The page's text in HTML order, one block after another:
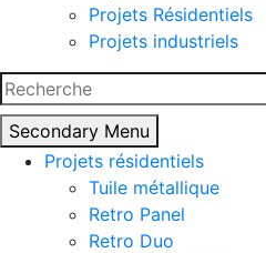
Projets Résidentiels
Projets industriels
Rechercher :
Secondary Menu
Projets résidentiels
Tuile métallique
Retro Panel
Retro Duo